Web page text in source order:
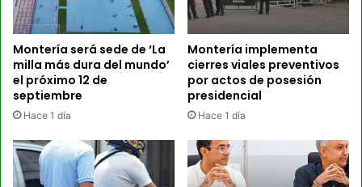
Montería será sede de ‘La
milla más dura del mundo’
el próximo 12 de
septiembre
Hace 1 día
Montería implementa
cierres viales preventivos
por actos de posesión
presidencial
Hace 1 día